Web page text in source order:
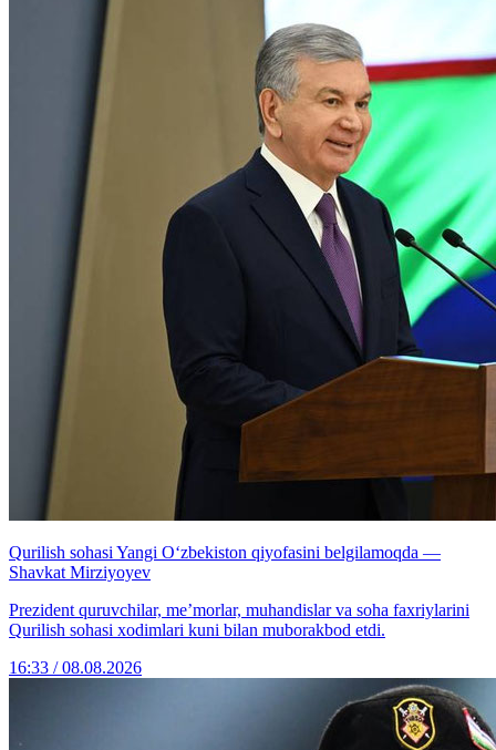
Qurilish sohasi Yangi O‘zbekiston qiyofasini belgilamoqda —
Shavkat Mirziyoyev
Prezident quruvchilar, me’morlar, muhandislar va soha faxriylarini
Qurilish sohasi xodimlari kuni bilan muborakbod etdi.
16:33 / 08.08.2026